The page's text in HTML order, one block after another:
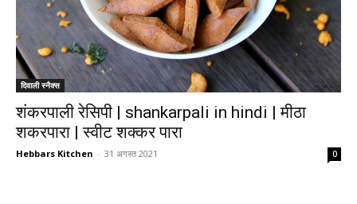
दिवाली स्नैक्स
शंकरपाली रेसिपी | shankarpali in hindi | मीठा
शकरपारा | स्वीट शक्कर पारा
Hebbars Kitchen - 31 अगस्त 2021 0